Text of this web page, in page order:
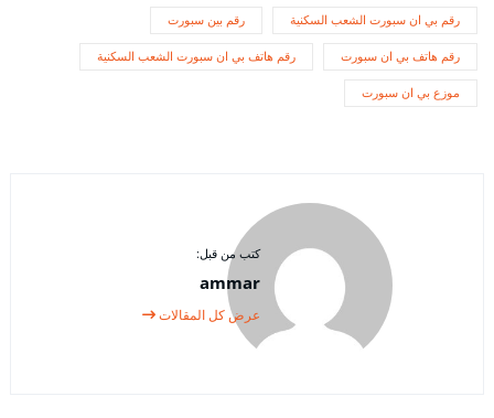
رقم بي ان سبورت الشعب السكنية رقم بين سبورت
رقم هاتف بي ان سبورت رقم هاتف بي ان سبورت الشعب السكنية
موزع بي ان سبورت
كتب من قبل:
ammar
عرض كل المقالات